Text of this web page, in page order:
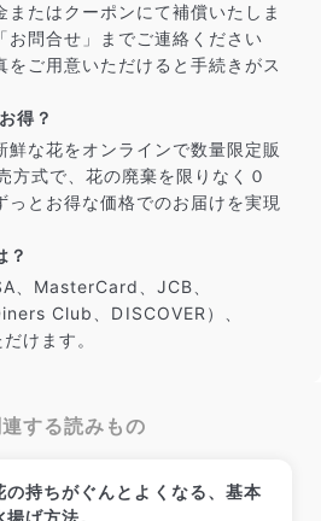
サービスですか？
するサービスではありません。好
ありますか？
への配送には対応しておりませ
り時間帯は、発送後にクロネコヤ
能です。
きますか？
ばキャンセル可能です。
たはクーポンにて補償いたしま
お問合せ」までご連絡ください
をご用意いただけると手続きがス
得？
な花をオンラインで数量限定販
方式で、花の廃棄を限りなく０
っとお得な価格でのお届けを実現
？
、MasterCard、JCB、
Club、DISCOVER）、
けます。
連する読みもの
の持ちがぐんとよくなる、基本
揚げ方法。